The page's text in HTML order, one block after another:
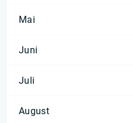
Mai
Juni
Juli
August